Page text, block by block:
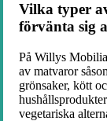
Vilka typer
förvänta sig
På Willys
av matvaror
grönsaker, kött
vegetariska